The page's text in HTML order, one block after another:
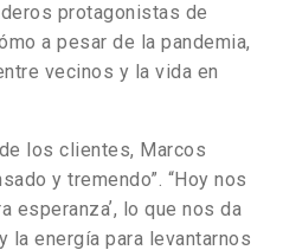
protagonistas de
a pesar de la pandemia,
vecinos y la vida en
los clientes, Marcos
y tremendo”. “Hoy nos
esperanzaʼ, lo que nos da
la energía para levantarnos